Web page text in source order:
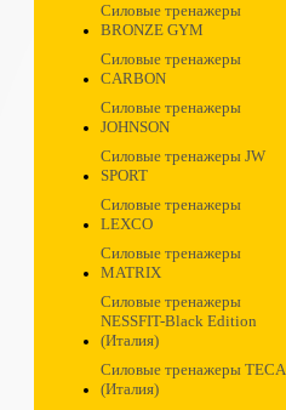
Силовые тренажеры
BRONZE GYM
Силовые тренажеры
CARBON
Силовые тренажеры
JOHNSON
Силовые тренажеры JW
SPORT
Силовые тренажеры
LEXCO
Силовые тренажеры
MATRIX
Силовые тренажеры
NESSFIT-Black Edition
(Италия)
Силовые тренажеры TECA
(Италия)